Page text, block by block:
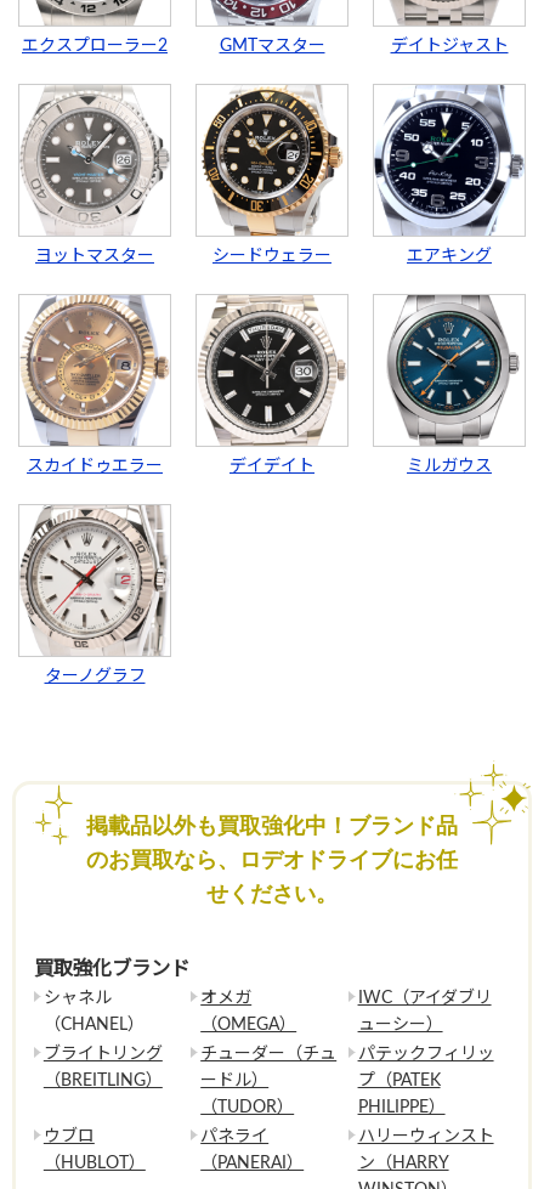
エクスプローラー2 GMTマスター デイトジャスト
ヨットマスター シードウェラー エアキング
スカイドゥエラー デイデイト ミルガウス
ターノグラフ
掲載品以外も買取強化中！ブランド品
のお買取なら、ロデオドライブにお任
せください。
買取強化ブランド
シャネル
（CHANEL）
オメガ
（OMEGA）
IWC（アイダブリ
ューシー）
ブライトリング
（BREITLING）
チューダー（チュ
ードル）
（TUDOR）
パテックフィリッ
プ（PATEK
PHILIPPE）
ウブロ
（HUBLOT）
パネライ
（PANERAI）
ハリーウィンスト
ン（HARRY